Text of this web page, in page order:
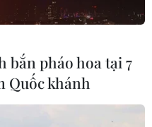
bắn pháo hoa tại 7
Quốc khánh